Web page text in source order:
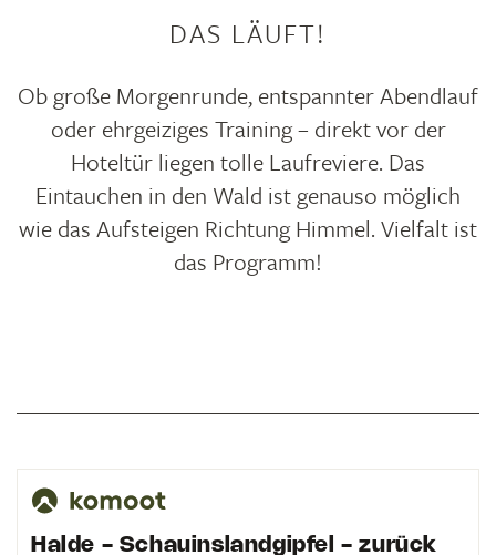
DAS LÄUFT!
Ob große Morgenrunde, entspannter Abendlauf
oder ehrgeiziges Training – direkt vor der
Hoteltür liegen tolle Laufreviere. Das
Eintauchen in den Wald ist genauso möglich
wie das Aufsteigen Richtung Himmel. Vielfalt ist
das Programm!